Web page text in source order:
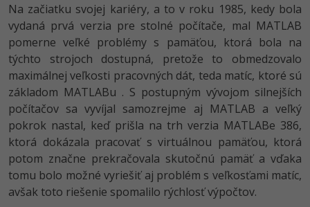
Na začiatku svojej kariéry, a to v roku 1985, kedy bola
vydaná prvá verzia pre stolné počítače, mal MATLAB
pomerne veľké problémy s pamäťou, ktorá bola na
týchto strojoch dostupná, pretože to obmedzovalo
maximálnej veľkosti pracovných dát, teda matíc, ktoré sú
základom MATLABu . S postupným vývojom silnejších
počítačov sa vyvíjal samozrejme aj MATLAB a veľký
pokrok nastal, keď prišla na trh verzia MATLABe 386,
ktorá dokázala pracovať s virtuálnou pamäťou, ktorá
potom značne prekračovala skutočnú pamäť a vďaka
tomu bolo možné vyriešiť aj problém s veľkosťami matíc,
avšak toto riešenie spomalilo rýchlosť výpočtov.